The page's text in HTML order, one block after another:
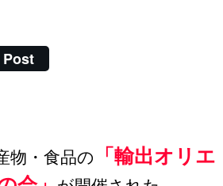
Post
物・食品の
「輸出オリエ